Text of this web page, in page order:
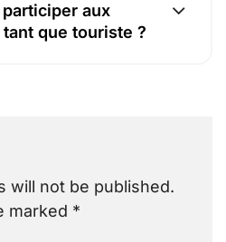
aux
tant que touriste ?
will not be published.
marked *